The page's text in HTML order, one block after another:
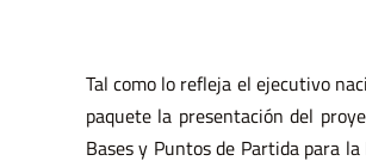
Tal como lo refleja el ejecutivo
paquete la presentación del
Bases y Puntos de Partida para